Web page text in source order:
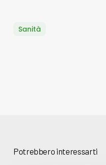
Sanità
Potrebbero interessarti